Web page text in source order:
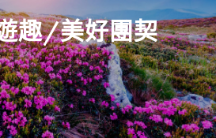
趣/美好團契